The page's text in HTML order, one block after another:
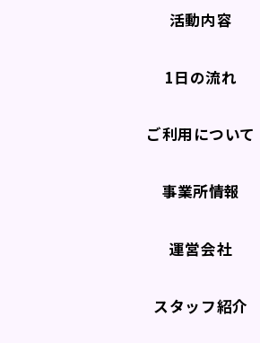
活動内容
1日の流れ
ご利用について
事業所情報
運営会社
スタッフ紹介